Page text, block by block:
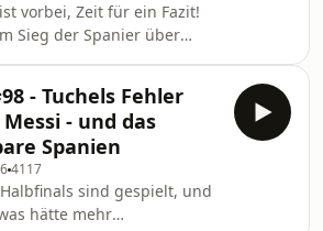
vorbei, Zeit für ein Fazit!
Sieg der Spanier über
über ein irgendwie
Endspiel, über die neue
Roja und was von dieser
hängebleibt.
dabei: Unsere Teams des
die besten Momente - und
- Tuchels Fehler
- und das
Spanien
4117
sind gespielt, und
hätte mehr